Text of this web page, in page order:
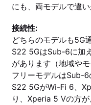
にも、両モデルで違い
接続性:
どちらのモデルも5G
S22 5GはSub-6に加
があります（地域や
フリーモデルはSub-
S22 5GがWi-Fi 6、
り、Xperia 5 Vの方が